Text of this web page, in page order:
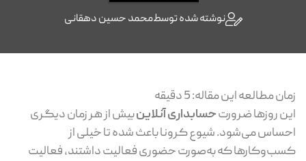
نوشته شده توسطمحمد حسین دهقانی
زمان مطالعه این مقاله:5دقیقه
این روزها ضرورتحسابداری آنلاینبیش از هر زمان دیگری
احساس می‌شود. شیوع کرونا باعث شده تا خیلی از
کسب‌وکارها که به‌صورت حضوری فعالیت داشتند، فعالیت